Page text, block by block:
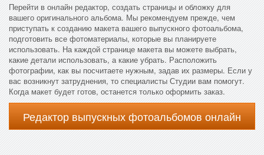
Перейти в онлайн редактор, создать страницы и обложку для
вашего оригинального альбома. Мы рекомендуем прежде, чем
приступать к созданию макета вашего выпускного фотоальбома,
подготовить все фотоматериалы, которые вы планируете
использовать. На каждой странице макета вы можете выбрать,
какие детали использовать, а какие убрать. Расположить
фотографии, как вы посчитаете нужным, задав их размеры. Если у
вас возникнут затруднения, то специалисты Студии вам помогут.
Когда макет будет готов, останется только оформить заказ.
Редактор выпускных фотоальбомов онлайн